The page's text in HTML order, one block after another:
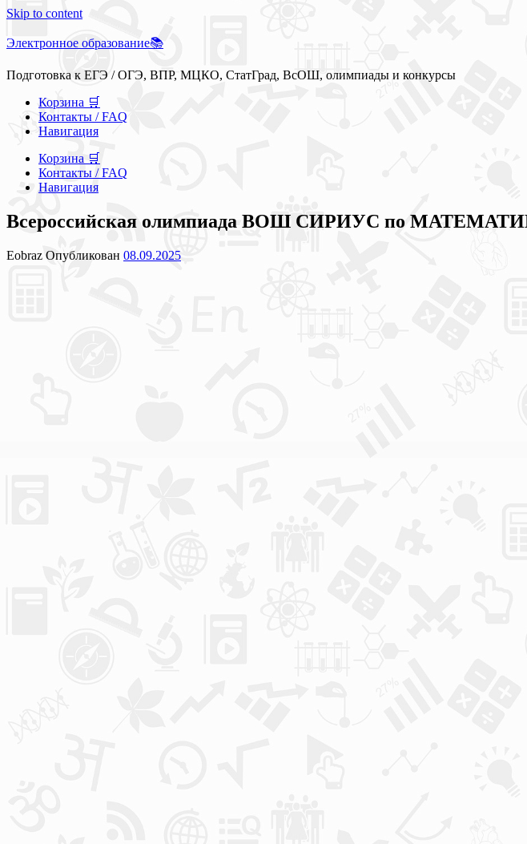
Skip to content
Электронное образование📚
Подготовка к ЕГЭ / ОГЭ, ВПР, МЦКО, СтатГрад, ВсОШ, олимпиады и конкурсы
Корзина 🛒
Контакты / FAQ
Навигация
Корзина 🛒
Контакты / FAQ
Навигация
Всероссийская олимпиада ВОШ СИРИУС по
Eobraz Опубликован 08.09.2025